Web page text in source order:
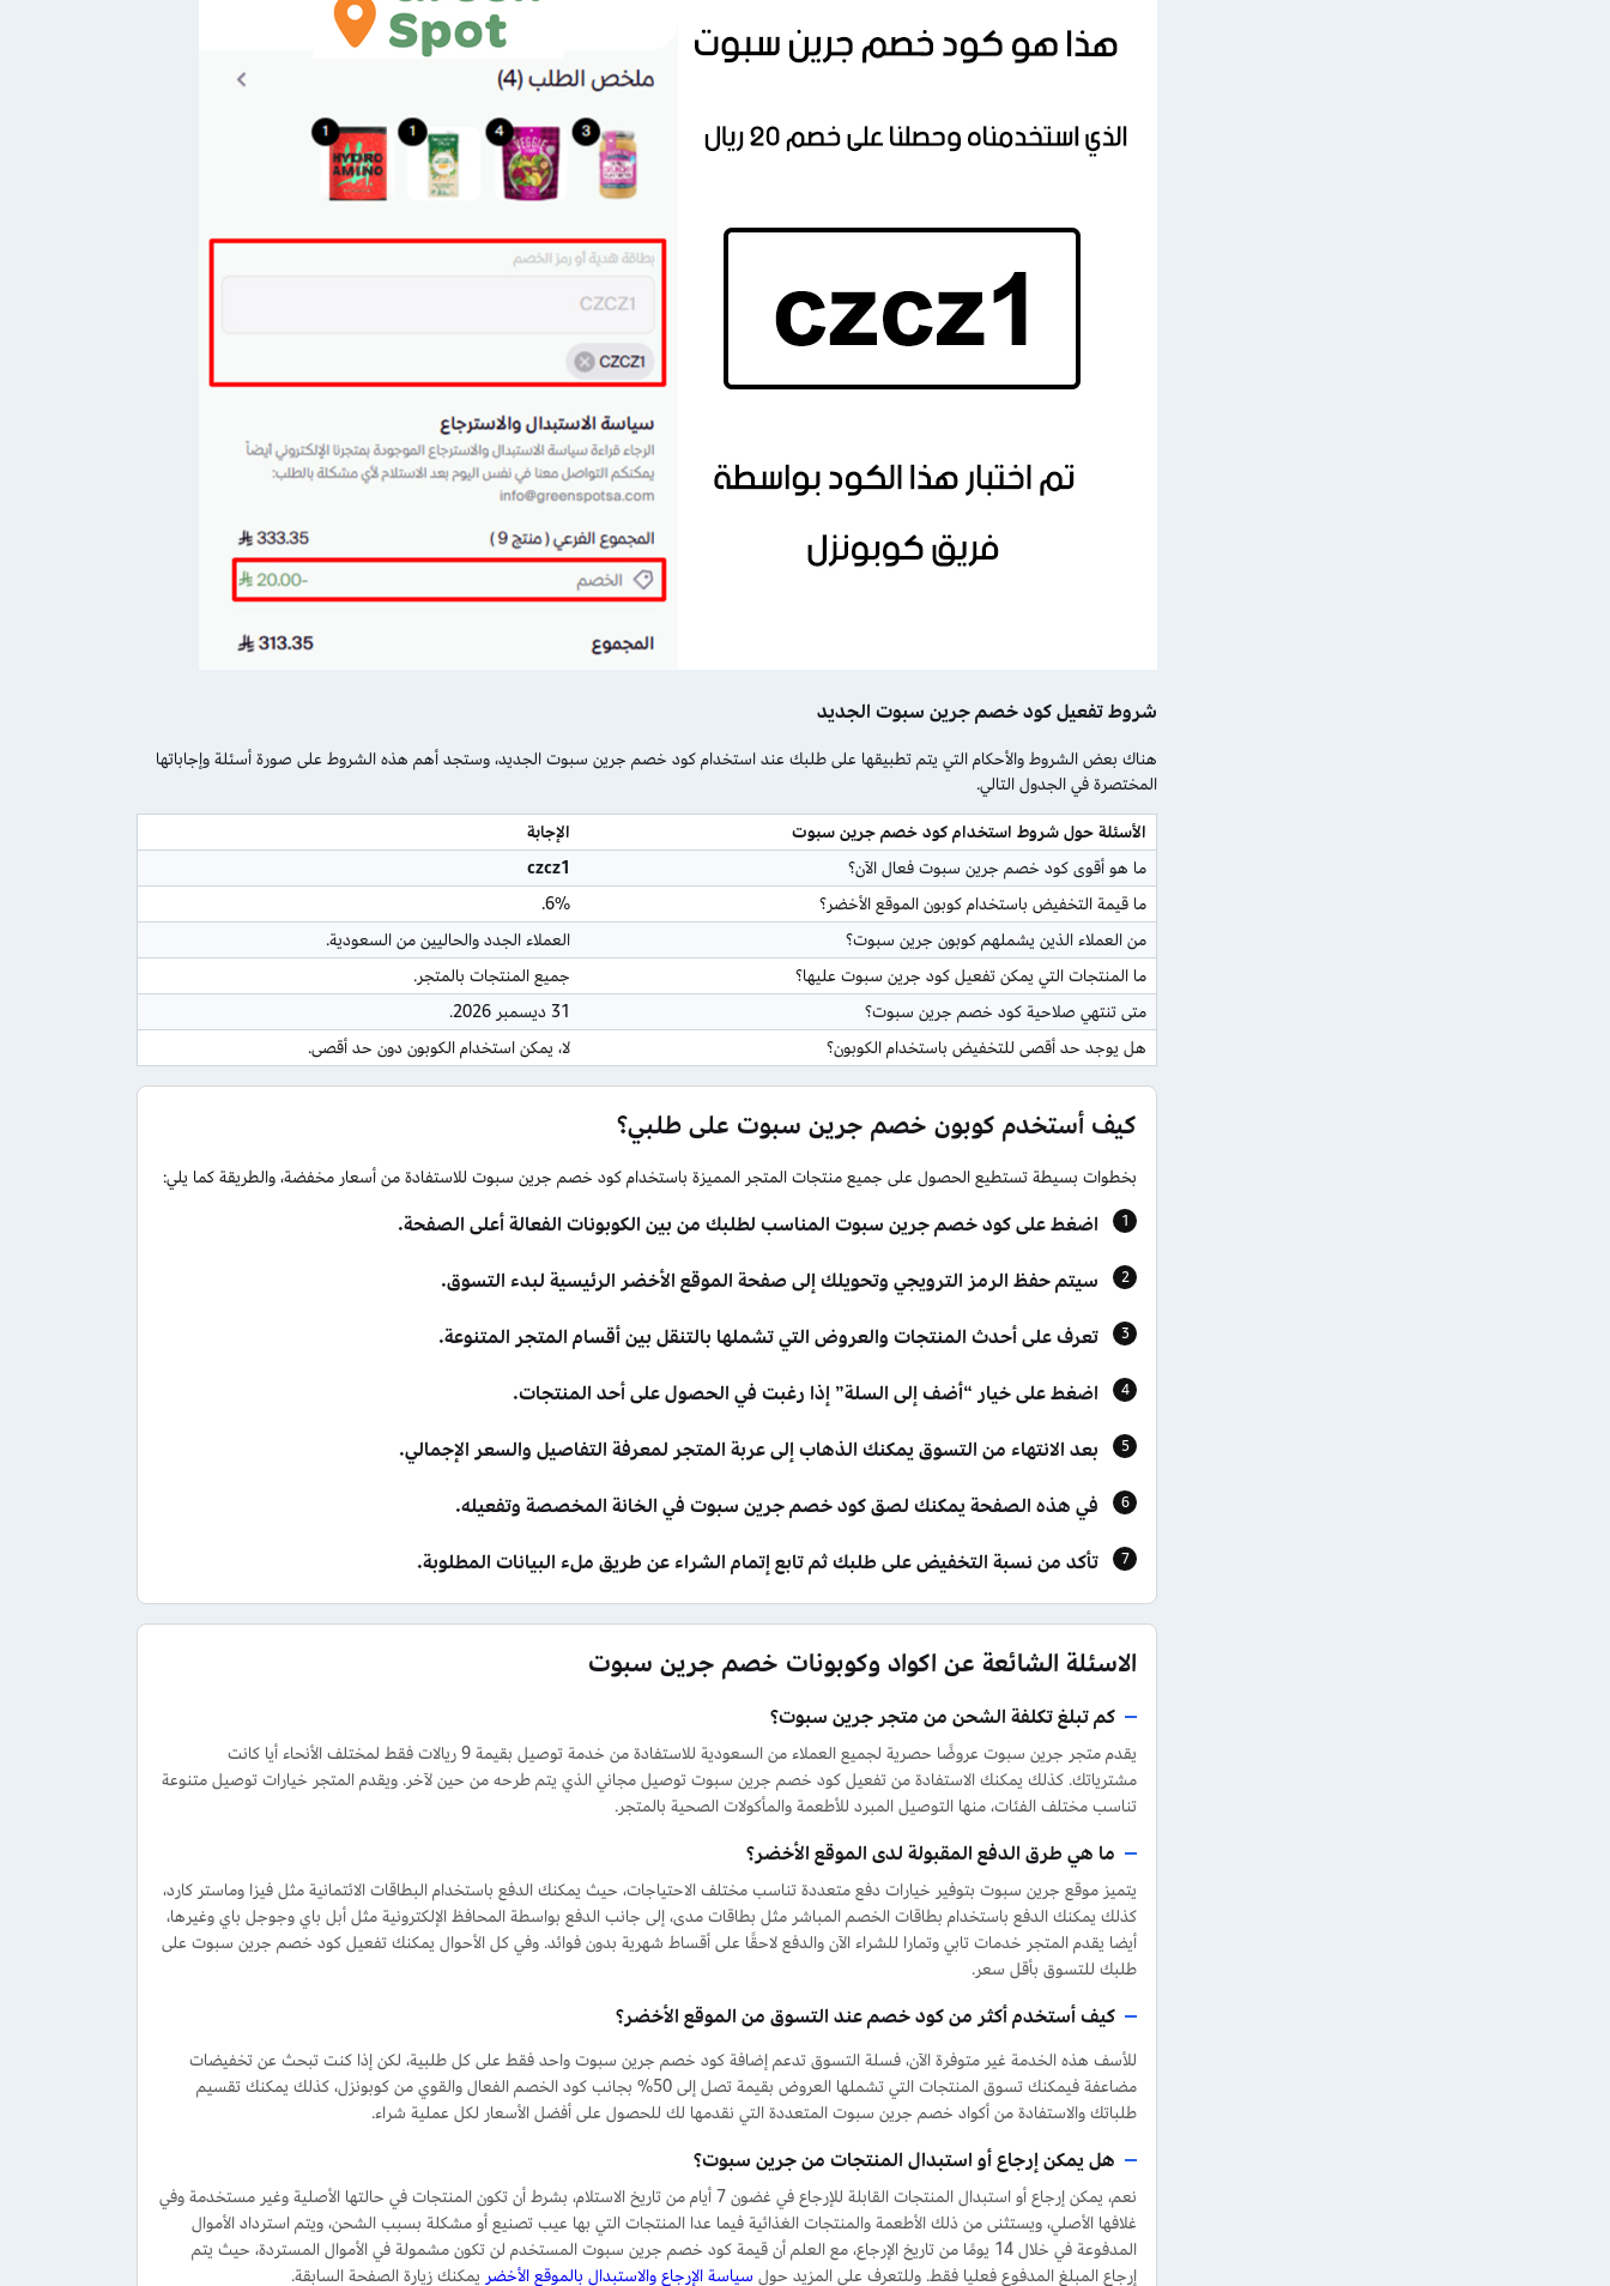
شروط تفعيل كود خصم جرين سبوت الجديد
هناك بعض الشروط والأحكام التي يتم تطبيقها على طلبك عند استخدام كود خصم جرين سبوت الجديد، وستجد أهم هذه الشروط على صورة أسئلة وإجاباتها
المختصرة في الجدول التالي.
الأسئلة حول شروط استخدام كود خصم جرين سبوت
الإجابة
ما هو أقوى كود خصم جرين سبوت فعال الآن؟
czcz1
ما قيمة التخفيض باستخدام كوبون الموقع الأخضر؟
6%.
من العملاء الذين يشملهم كوبون جرين سبوت؟
العملاء الجدد والحاليين من السعودية.
ما المنتجات التي يمكن تفعيل كود جرين سبوت عليها؟
جميع المنتجات بالمتجر.
متى تنتهي صلاحية كود خصم جرين سبوت؟
31 ديسمبر 2026.
هل يوجد حد أقصى للتخفيض باستخدام الكوبون؟
لا، يمكن استخدام الكوبون دون حد أقصى.
كيف أستخدم كوبون خصم جرين سبوت على طلبي؟
بخطوات بسيطة تستطيع الحصول على جميع منتجات المتجر المميزة باستخدام كود خصم جرين سبوت للاستفادة من أسعار مخفضة، والطريقة كما يلي:
اضغط على كود خصم جرين سبوت المناسب لطلبك من بين الكوبونات الفعالة أعلى الصفحة.
سيتم حفظ الرمز الترويجي وتحويلك إلى صفحة الموقع الأخضر الرئيسية لبدء التسوق.
تعرف على أحدث المنتجات والعروض التي تشملها بالتنقل بين أقسام المتجر المتنوعة.
اضغط على خيار “أضف إلى السلة” إذا رغبت في الحصول على أحد المنتجات.
بعد الانتهاء من التسوق يمكنك الذهاب إلى عربة المتجر لمعرفة التفاصيل والسعر الإجمالي.
في هذه الصفحة يمكنك لصق كود خصم جرين سبوت في الخانة المخصصة وتفعيله.
تأكد من نسبة التخفيض على طلبك ثم تابع إتمام الشراء عن طريق ملء البيانات المطلوبة.
الاسئلة الشائعة عن اكواد وكوبونات خصم جرين سبوت
كم تبلغ تكلفة الشحن من متجر جرين سبوت؟
يقدم متجر جرين سبوت عروضًا حصرية لجميع العملاء من السعودية للاستفادة من خدمة توصيل بقيمة 9 ريالات فقط لمختلف الأنحاء أيا كانت
مشترياتك. كذلك يمكنك الاستفادة من تفعيل كود خصم جرين سبوت توصيل مجاني الذي يتم طرحه من حين لآخر. ويقدم المتجر خيارات توصيل متنوعة
تناسب مختلف الفئات، منها التوصيل المبرد للأطعمة والمأكولات الصحية بالمتجر.
ما هي طرق الدفع المقبولة لدى الموقع الأخضر؟
يتميز موقع جرين سبوت بتوفير خيارات دفع متعددة تناسب مختلف الاحتياجات، حيث يمكنك الدفع باستخدام البطاقات الائتمانية مثل فيزا وماستر كارد،
كذلك يمكنك الدفع باستخدام بطاقات الخصم المباشر مثل بطاقات مدى، إلى جانب الدفع بواسطة المحافظ الإلكترونية مثل أبل باي وجوجل باي وغيرها،
أيضا يقدم المتجر خدمات تابي وتمارا للشراء الآن والدفع لاحقًا على أقساط شهرية بدون فوائد. وفي كل الأحوال يمكنك تفعيل كود خصم جرين سبوت على
طلبك للتسوق بأقل سعر.
كيف أستخدم أكثر من كود خصم عند التسوق من الموقع الأخضر؟
للأسف هذه الخدمة غير متوفرة الآن، فسلة التسوق تدعم إضافة كود خصم جرين سبوت واحد فقط على كل طلبية، لكن إذا كنت تبحث عن تخفيضات
مضاعفة فيمكنك تسوق المنتجات التي تشملها العروض بقيمة تصل إلى 50% بجانب كود الخصم الفعال والقوي من كوبونزل، كذلك يمكنك تقسيم
طلباتك والاستفادة من أكواد خصم جرين سبوت المتعددة التي نقدمها لك للحصول على أفضل الأسعار لكل عملية شراء.
هل يمكن إرجاع أو استبدال المنتجات من جرين سبوت؟
نعم، يمكن إرجاع أو استبدال المنتجات القابلة للإرجاع في غضون 7 أيام من تاريخ الاستلام، بشرط أن تكون المنتجات في حالتها الأصلية وغير مستخدمة وفي
غلافها الأصلي، ويستثنى من ذلك الأطعمة والمنتجات الغذائية فيما عدا المنتجات التي بها عيب تصنيع أو مشكلة بسبب الشحن، ويتم استرداد الأموال
المدفوعة في خلال 14 يومًا من تاريخ الإرجاع، مع العلم أن قيمة كود خصم جرين سبوت المستخدم لن تكون مشمولة في الأموال المستردة، حيث يتم
إرجاع المبلغ المدفوع فعليا فقط. وللتعرف على المزيد حول سياسة الإرجاع والاستبدال بالموقع الأخضر يمكنك زيارة الصفحة السابقة.